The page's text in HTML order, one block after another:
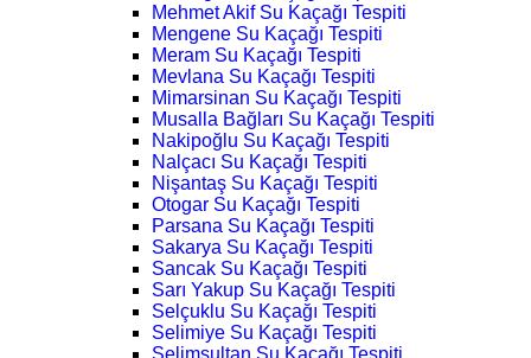
Mehmet Akif Su Kaçağı Tespiti
Mengene Su Kaçağı Tespiti
Meram Su Kaçağı Tespiti
Mevlana Su Kaçağı Tespiti
Mimarsinan Su Kaçağı Tespiti
Musalla Bağları Su Kaçağı Tespiti
Nakipoğlu Su Kaçağı Tespiti
Nalçacı Su Kaçağı Tespiti
Nişantaş Su Kaçağı Tespiti
Otogar Su Kaçağı Tespiti
Parsana Su Kaçağı Tespiti
Sakarya Su Kaçağı Tespiti
Sancak Su Kaçağı Tespiti
Sarı Yakup Su Kaçağı Tespiti
Selçuklu Su Kaçağı Tespiti
Selimiye Su Kaçağı Tespiti